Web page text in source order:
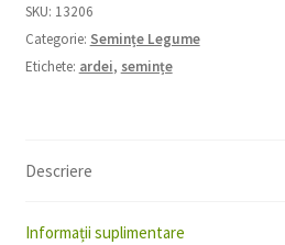
SKU: 13206
Categorie: Semințe Legume
Etichete: ardei, semințe
Descriere
Informații suplimentare